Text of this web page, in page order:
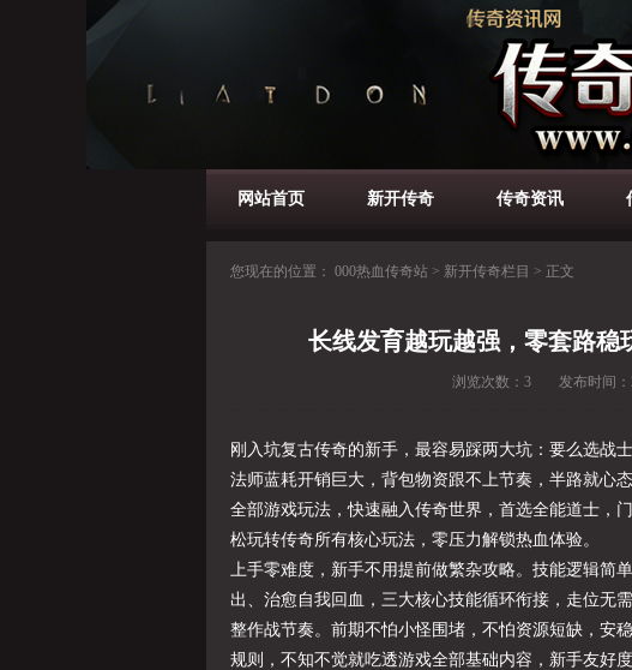
网站首页 新开传奇 传奇资讯
您现在的位置： 000热血传奇站 > 新开传奇栏目 > 正文
长线发育越玩越强，零套路稳
浏览次数： 3 发布时间：
刚入坑复古传奇的新手，最容易踩两大坑：要么选战
法师蓝耗开销巨大，背包物资跟不上节奏，半路就心
全部游戏玩法，快速融入传奇世界，首选全能道士，
松玩转传奇所有核心玩法，零压力解锁热血体验。
上手零难度，新手不用提前做繁杂攻略。技能逻辑简
出、治愈自我回血，三大核心技能循环衔接，走位无
整作战节奏。前期不怕小怪围堵，不怕资源短缺，安
规则，不知不觉就吃透游戏全部基础内容，新手友好度